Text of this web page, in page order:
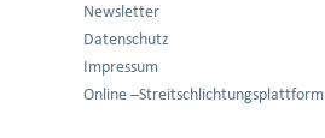
Newsletter
Datenschutz
Impressum
Online –Streitschlichtungsplattform